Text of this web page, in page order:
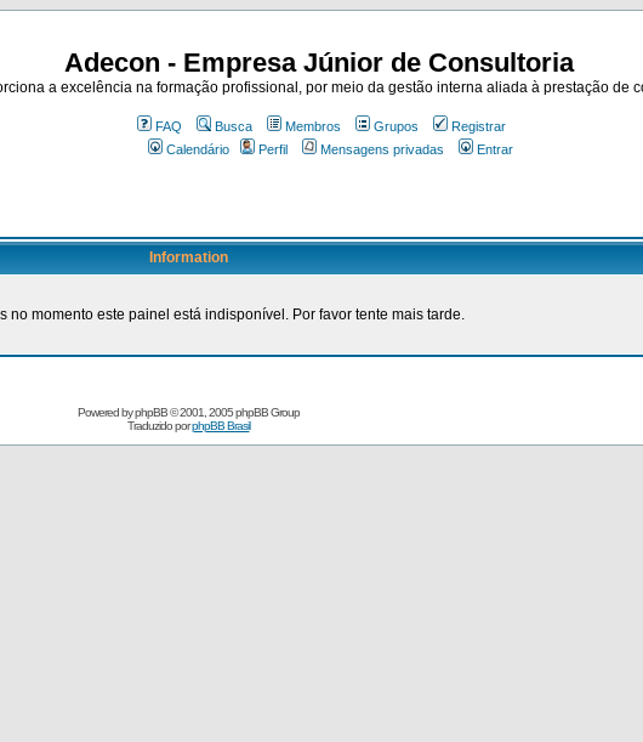
Adecon - Empresa Júnior de Consultoria
a excelência na formação profissional, por meio da gestão interna aliada à prestação de
FAQ Busca Membros Grupos
Registrar
Calendário
Perfil Mensagens privadas Entrar
Information
no momento este painel está indisponível. Por favor tente mais tarde.
Powered byphpBB© 2001, 2005 phpBB Group
Traduzido porphpBB Brasil